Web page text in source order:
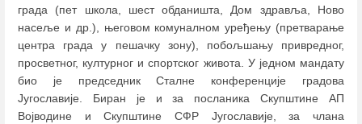
града (пет школа, шест обданишта, Дом здравља, Ново
насеље и др.), његовом комуналном уређењу (претварање
центра града у пешачку зону), побољшању привредног,
просветног, културног и спортског живота. У једном мандату
био је председник Сталне конференције градова
Југославије. Биран је и за посланика Скупштине АП
Војводине и Скупштине СФР Југославије, за члана